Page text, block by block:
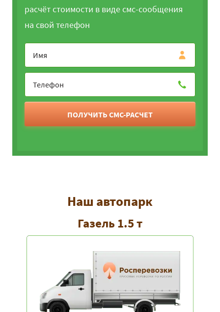
расчёт стоимости в виде смс-сообщения
на свой телефон
ПОЛУЧИТЬ СМС-РАСЧЕТ
Наш автопарк
Газель 1.5 т